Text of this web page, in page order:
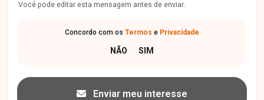
Você pode editar esta mensagem antes de enviar.
Concordo com os Termos e Privacidade
Enviar meu interesse